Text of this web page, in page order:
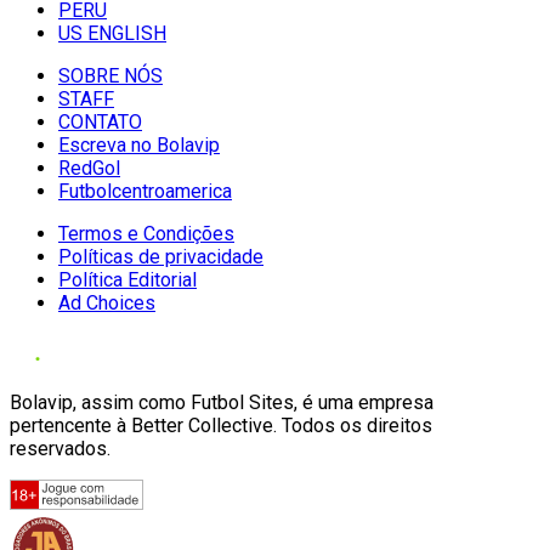
PERU
US ENGLISH
SOBRE NÓS
STAFF
CONTATO
Escreva no Bolavip
RedGol
Futbolcentroamerica
Termos e Condições
Políticas de privacidade
Política Editorial
Ad Choices
Bolavip, assim como Futbol Sites, é uma empresa
pertencente à Better Collective. Todos os direitos
reservados.